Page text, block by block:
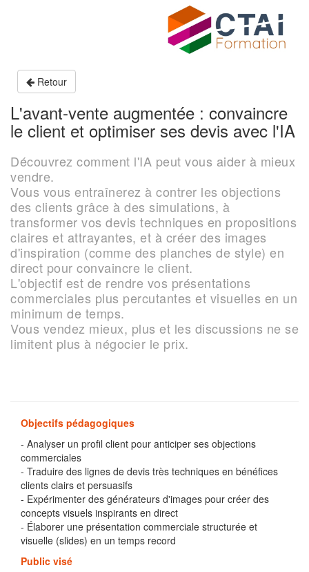
Retour
L'avant-vente augmentée : convaincre
le client et optimiser ses devis avec l'IA
Découvrez comment l'IA peut vous aider à mieux
vendre.
Vous vous entraînerez à contrer les objections
des clients grâce à des simulations, à
transformer vos devis techniques en propositions
claires et attrayantes, et à créer des images
d'inspiration (comme des planches de style) en
direct pour convaincre le client.
L'objectif est de rendre vos présentations
commerciales plus percutantes et visuelles en un
minimum de temps.
Vous vendez mieux, plus et les discussions ne se
limitent plus à négocier le prix.
Objectifs pédagogiques
- Analyser un profil client pour anticiper ses objections
commerciales
- Traduire des lignes de devis très techniques en bénéfices
clients clairs et persuasifs
- Expérimenter des générateurs d'images pour créer des
concepts visuels inspirants en direct
- Élaborer une présentation commerciale structurée et
visuelle (slides) en un temps record
Public visé